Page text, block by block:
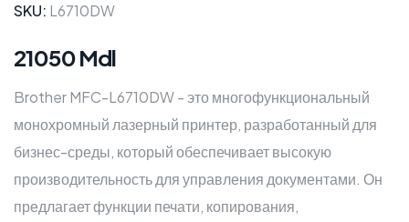
SKU: L6710DW
21050 Mdl
Brother MFC-L6710DW - это многофункциональный
монохромный лазерный принтер, разработанный для
бизнес-среды, который обеспечивает высокую
производительность для управления документами. Он
предлагает функции печати, копирования,